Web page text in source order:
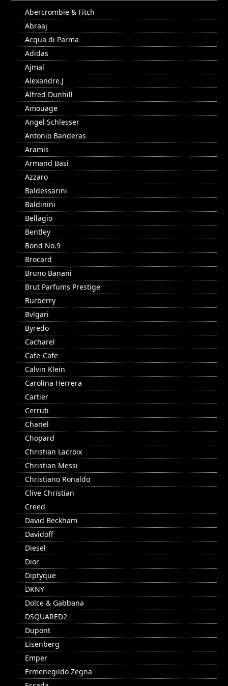
Abercrombie & Fitch
Abraaj
Acqua di Parma
Adidas
Ajmal
Alexandre.J
Alfred Dunhill
Amouage
Angel Schlesser
Antonio Banderas
Aramis
Armand Basi
Azzaro
Baldessarini
Baldinini
Bellagio
Bentley
Bond No.9
Brocard
Bruno Banani
Brut Parfums Prestige
Burberry
Bvlgari
Byredo
Cacharel
Cafe-Cafe
Calvin Klein
Carolina Herrera
Cartier
Cerruti
Chanel
Chopard
Christian Lacroix
Christian Messi
Christiano Ronaldo
Clive Christian
Creed
David Beckham
Davidoff
Diesel
Dior
Diptyque
DKNY
Dolce & Gabbana
DSQUARED2
Dupont
Eisenberg
Emper
Ermenegildo Zegna